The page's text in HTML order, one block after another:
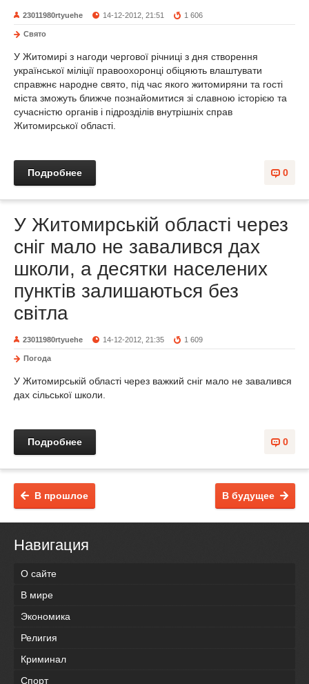
23011980rtyuehe 14-12-2012, 21:51 1 606
Свято
У Житомирі з нагоди чергової річниці з дня створення
української міліції правоохоронці обіцяють влаштувати
справжнє народне свято, під час якого житомиряни та гості
міста зможуть ближче познайомитися зі славною історією та
сучасністю органів і підрозділів внутрішніх справ
Житомирської області.
0
Подробнее
У Житомирській області через
сніг мало не завалився дах
школи, а десятки населених
пунктів залишаються без
світла
23011980rtyuehe 14-12-2012, 21:35 1 609
Погода
У Житомирській області через важкий сніг мало не завалився
дах сільської школи.
0
Подробнее
В будущее
В прошлое
Навигация
О сайте
В мире
Экономика
Религия
Криминал
Спорт